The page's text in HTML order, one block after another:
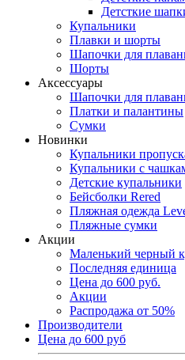
Детсткие
Купальники
Плавки и шорты
Шапочки для
Шорты
Аксессуары
Шапочки для
Платки и палантины
Сумки
Новинки
Купальники
Купальники с
Детские купальники
Бейсболки Rered
Пляжная одежда
Пляжные сумки
Акции
Маленький черный
Последняя единица
Цена до 600 руб.
Акции
Распродажа от 50%
Производители
Цена до 600 руб